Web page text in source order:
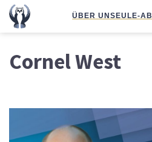
ÜBER UNSEULE-
Cornel West